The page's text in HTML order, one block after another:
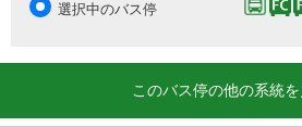
選択中のバス停
このバス停の他の系統を